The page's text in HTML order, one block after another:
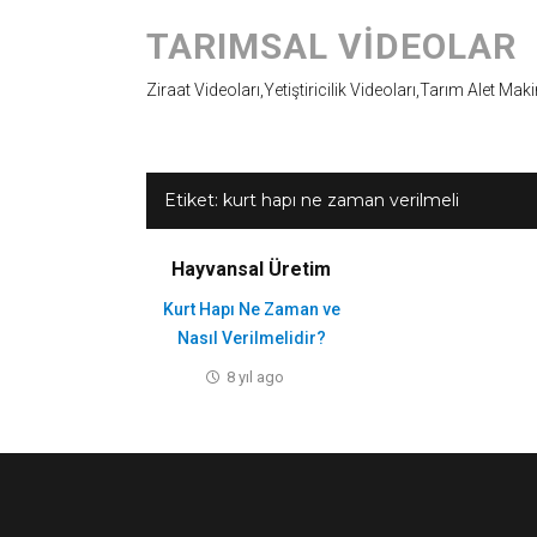
TARIMSAL VIDEOLAR
Ziraat Videoları,Yetiştiricilik Videoları,Tarım Alet
Etiket: kurt hapı ne zaman verilmeli
Hayvansal Üretim
Kurt Hapı Ne Zaman ve
Nasıl Verilmelidir?
8 yıl ago